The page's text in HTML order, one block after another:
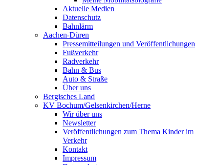
Aktuelle Medien
Datenschutz
Bahnlärm
Aachen-Düren
Pressemitteilungen und Veröffentlichungen
Fußverkehr
Radverkehr
Bahn & Bus
Auto & Straße
Über uns
Bergisches Land
KV Bochum/Gelsenkirchen/Herne
Wir über uns
Newsletter
Veröffentlichungen zum Thema Kinder im
Verkehr
Kontakt
Impressum